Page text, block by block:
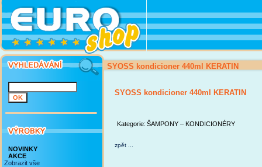
NOVINKY
AKCE
Zobrazit vše
SYOSS kondicioner 440ml KERATIN
SYOSS kondicioner 440ml KERATIN
Kategorie: ŠAMPONY – KONDICIONÉRY
zpět ...